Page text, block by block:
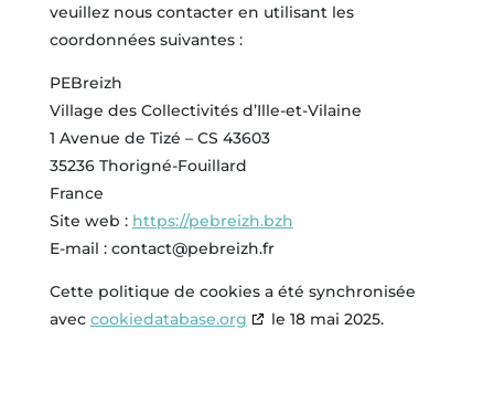
veuillez nous contacter en utilisant les
coordonnées suivantes :
PEBreizh
Village des Collectivités d’Ille-et-Vilaine
1 Avenue de Tizé – CS 43603
35236 Thorigné-Fouillard
France
Site web : https://pebreizh.bzh
E-mail : contact@pebreizh.fr
Cette politique de cookies a été synchronisée
avec cookiedatabase.org le 18 mai 2025.